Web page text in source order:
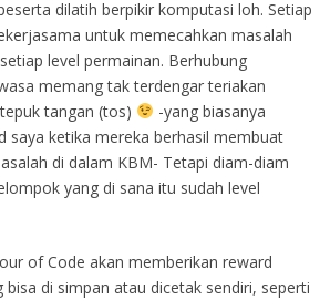
dilatih berpikir komputasi loh. Setiap
untuk memecahkan masalah
level permainan. Berhubung
memang tak terdengar teriakan
tangan (tos)
-yang biasanya
saya ketika mereka berhasil membuat
di dalam KBM- Tetapi diam-diam
yang di sana itu sudah level
of Code akan memberikan reward
di simpan atau dicetak sendiri, seperti